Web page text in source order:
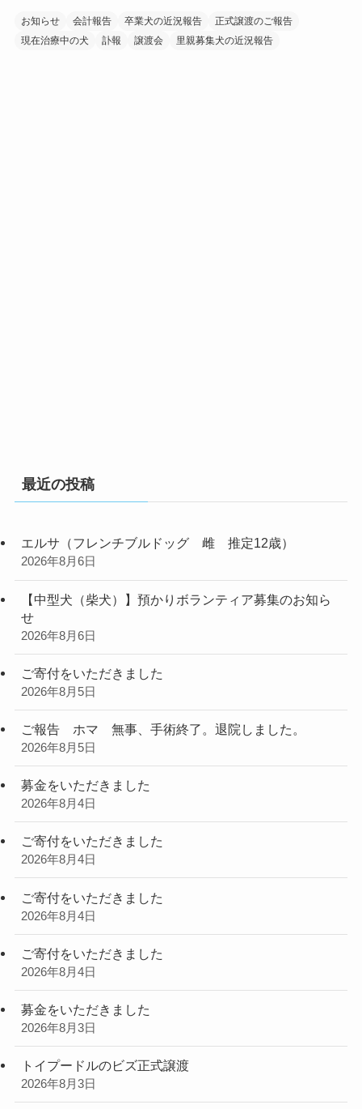
お知らせ 会計報告 卒業犬の近況報告
正式譲渡のご報告
現在治療中の犬
訃報 譲渡会 里親募集犬の近況報告
最近の投稿
エルサ（フレンチブルドッグ 雌 推定12歳）
2026年8月6日
【中型犬（柴犬）】預かりボランティア募集のお知ら
せ
2026年8月6日
ご寄付をいただきました
2026年8月5日
ご報告 ホマ 無事、手術終了。退院しました。
2026年8月5日
募金をいただきました
2026年8月4日
ご寄付をいただきました
2026年8月4日
ご寄付をいただきました
2026年8月4日
ご寄付をいただきました
2026年8月4日
募金をいただきました
2026年8月3日
トイプードルのビズ正式譲渡
2026年8月3日